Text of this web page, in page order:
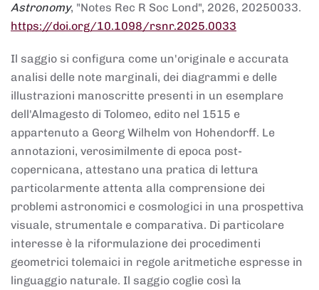
Astronomy, "Notes Rec R Soc Lond", 2026, 20250033.
https://doi.org/10.1098/rsnr.2025.0033
Il saggio si configura come un'originale e accurata
analisi delle note marginali, dei diagrammi e delle
illustrazioni manoscritte presenti in un esemplare
dell'Almagesto di Tolomeo, edito nel 1515 e
appartenuto a Georg Wilhelm von Hohendorff. Le
annotazioni, verosimilmente di epoca post-
copernicana, attestano una pratica di lettura
particolarmente attenta alla comprensione dei
problemi astronomici e cosmologici in una prospettiva
visuale, strumentale e comparativa. Di particolare
interesse è la riformulazione dei procedimenti
geometrici tolemaici in regole aritmetiche espresse in
linguaggio naturale. Il saggio coglie così la